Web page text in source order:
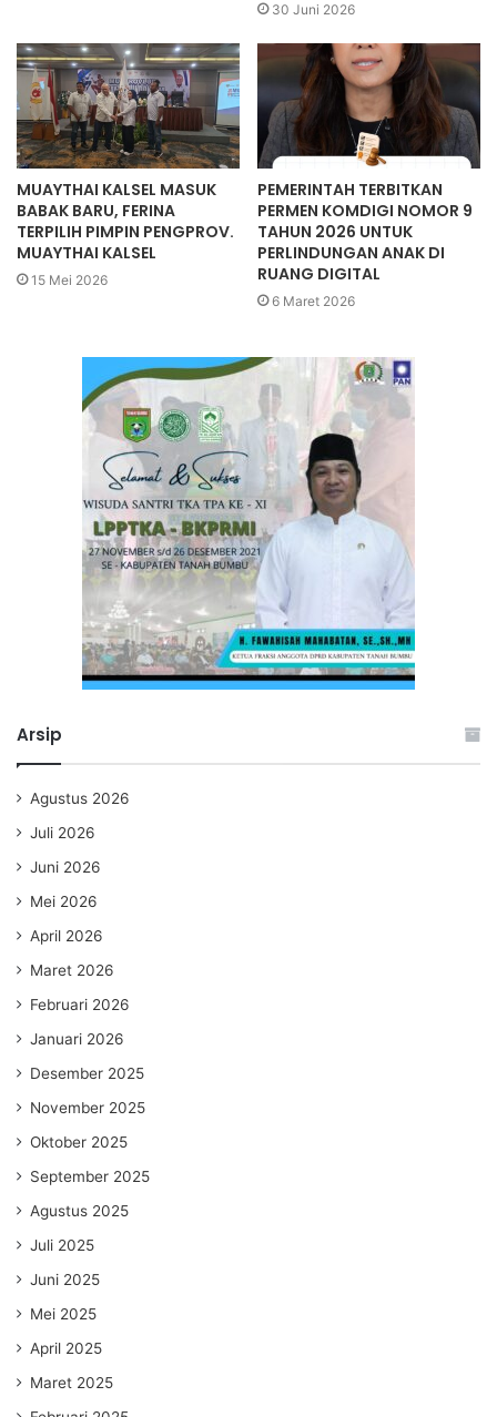
30 Juni 2026
MUAYTHAI KALSEL MASUK
BABAK BARU, FERINA
TERPILIH PIMPIN PENGPROV.
MUAYTHAI KALSEL
15 Mei 2026
PEMERINTAH TERBITKAN
PERMEN KOMDIGI NOMOR 9
TAHUN 2026 UNTUK
PERLINDUNGAN ANAK DI
RUANG DIGITAL
6 Maret 2026
Arsip
Agustus 2026
Juli 2026
Juni 2026
Mei 2026
April 2026
Maret 2026
Februari 2026
Januari 2026
Desember 2025
November 2025
Oktober 2025
September 2025
Agustus 2025
Juli 2025
Juni 2025
Mei 2025
April 2025
Maret 2025